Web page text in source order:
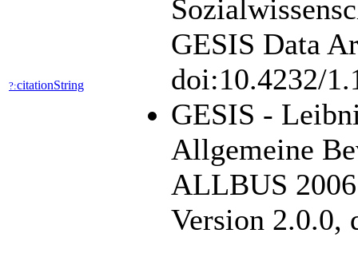
?:citationString
GESIS Data
doi:10.4232/
GESIS -
Allgemeine
ALLBUS
Version 2.0.0,